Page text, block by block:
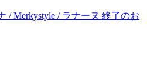
/ Merkystyle / ラナーヌ 終了のお